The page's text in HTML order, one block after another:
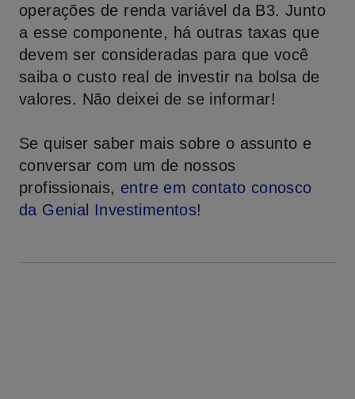
operações de renda variável da B3. Junto
a esse componente, há outras taxas que
devem ser consideradas para que você
saiba o custo real de investir na bolsa de
valores. Não deixei de se informar!
Se quiser saber mais sobre o assunto e
conversar com um de nossos
profissionais, entre em contato conosco
da Genial Investimentos!